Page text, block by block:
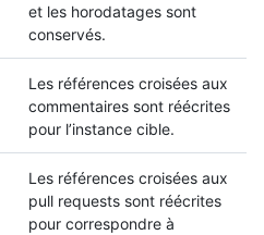
et les horodatages sont
conservés.
Les références croisées aux
commentaires sont réécrites
pour l’instance cible.
Les références croisées aux
pull requests sont réécrites
pour correspondre à